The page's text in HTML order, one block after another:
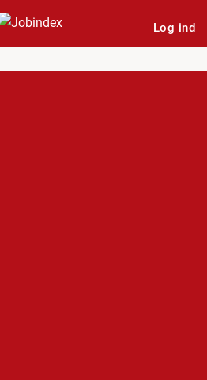
Log ind